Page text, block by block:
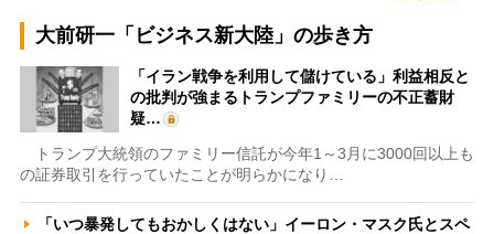
大前研一「ビジネス新大陸」の歩き方
「イラン戦争を利用して儲けている」利益相反と
の批判が強まるトランプファミリーの不正蓄財
疑…
トランプ大統領のファミリー信託が今年1～3月に3000回以上も
の証券取引を行っていたことが明らかになり…
「いつ暴発してもおかしくはない」イーロン・マスク氏とスペ